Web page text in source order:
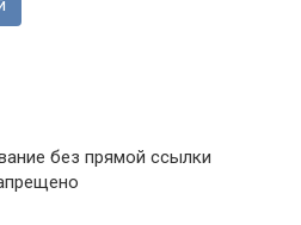
без прямой ссылки